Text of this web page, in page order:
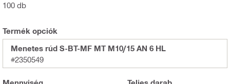
100 db
Termék opciók
Menetes rúd S-BT-MF MT M10/15 AN 6 HL
#2350549